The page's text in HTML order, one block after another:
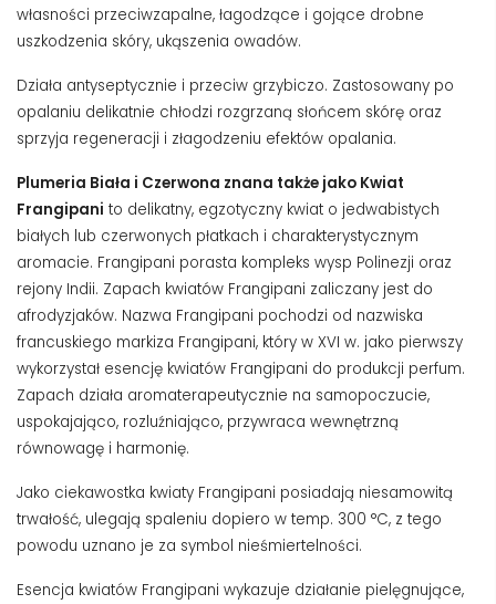
własności przeciwzapalne, łagodzące i gojące drobne
uszkodzenia skóry, ukąszenia owadów.
Działa antyseptycznie i przeciw grzybiczo. Zastosowany po
opalaniu delikatnie chłodzi rozgrzaną słońcem skórę oraz
sprzyja regeneracji i złagodzeniu efektów opalania.
Plumeria Biała i Czerwona znana także jako Kwiat
Frangipani to delikatny, egzotyczny kwiat o jedwabistych
białych lub czerwonych płatkach i charakterystycznym
aromacie. Frangipani porasta kompleks wysp Polinezji oraz
rejony Indii. Zapach kwiatów Frangipani zaliczany jest do
afrodyzjaków. Nazwa Frangipani pochodzi od nazwiska
francuskiego markiza Frangipani, który w XVI w. jako pierwszy
wykorzystał esencję kwiatów Frangipani do produkcji perfum.
Zapach działa aromaterapeutycznie na samopoczucie,
uspokajająco, rozluźniająco, przywraca wewnętrzną
równowagę i harmonię.
Jako ciekawostka kwiaty Frangipani posiadają niesamowitą
trwałość, ulegają spaleniu dopiero w temp. 300 °C, z tego
powodu uznano je za symbol nieśmiertelności.
Esencja kwiatów Frangipani wykazuje działanie pielęgnujące,